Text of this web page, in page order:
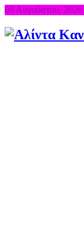
06 Αυγούστου, 2026